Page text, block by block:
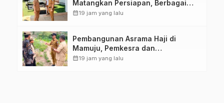
Matangkan Persiapan, Berbagai
Lomba Akan Dilaksanakan Pemprov
calendar_month19 jam yang lalu
Pembangunan Asrama Haji di
Mamuju, Pemkesra dan
Kementerian Haji Sulbar Tinjau
calendar_month19 jam yang lalu